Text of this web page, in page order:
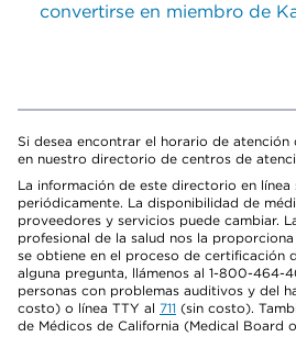
convertirse en miembro de
Si desea encontrar el horario de atención
en nuestro directorio de centros de
La información de este directorio en línea
periódicamente. La disponibilidad de
proveedores y servicios puede cambiar.
profesional de la salud nos la
se obtiene en el proceso de certificación
alguna pregunta, llámenos al 1-800-464-
personas con problemas auditivos y del
costo) o línea TTY al 711 (sin costo).
de Médicos de California (Medical Board